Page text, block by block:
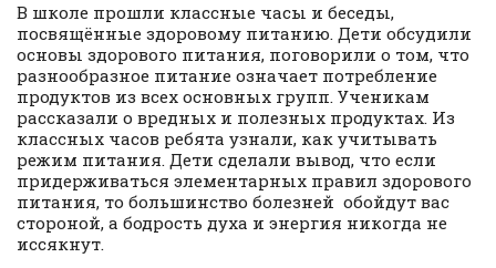
В школе прошли классные часы и беседы,
посвящённые здоровому питанию. Дети обсудили
основы здорового питания, поговорили о том, что
разнообразное питание означает потребление
продуктов из всех основных групп. Ученикам
рассказали о вредных и полезных продуктах. Из
классных часов ребята узнали, как учитывать
режим питания. Дети сделали вывод, что если
придерживаться элементарных правил здорового
питания, то большинство болезней обойдут вас
стороной, а бодрость духа и энергия никогда не
иссякнут.